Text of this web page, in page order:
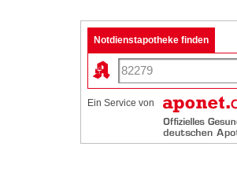
Notdienstapotheke finden
Ein Service von